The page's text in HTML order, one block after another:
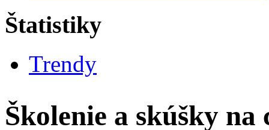
Štatistiky
Trendy
Školenie a skúšky